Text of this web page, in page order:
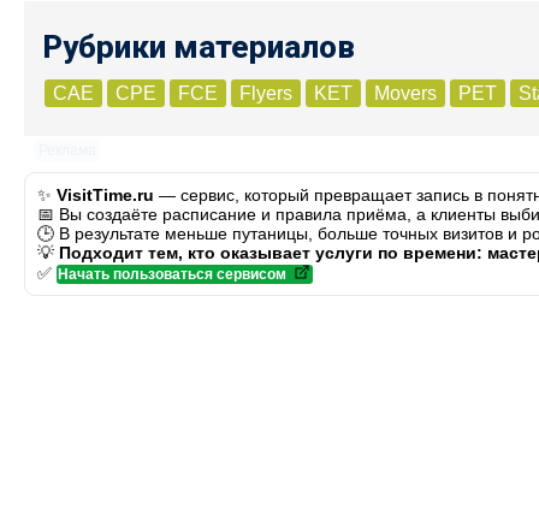
Рубрики материалов
CAE CPE FCE Flyers KET Movers PET
✨ VisitTime.ru — сервис, который превращает запись в
📅 Вы создаёте расписание и правила приёма, а клиенты
🕒 В результате меньше путаницы, больше точных визитов и
💡 Подходит тем, кто оказывает услуги по времени:
✅ Начать пользоваться сервисом